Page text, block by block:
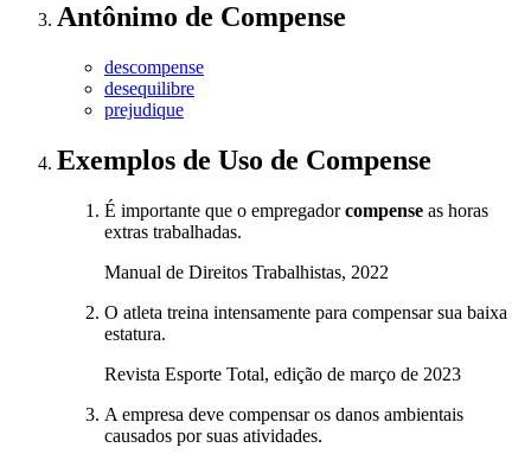
Antônimo de Compense
descompense
desequilibre
prejudique
Exemplos de Uso de Compense
É importante que o empregadorcompense as horas
extras trabalhadas.
Manual de Direitos Trabalhistas, 2022
O atleta treina intensamente para compensar sua baixa
estatura.
Revista Esporte Total, edição de março de 2023
A empresa deve compensar os danos ambientais
causados por suas atividades.